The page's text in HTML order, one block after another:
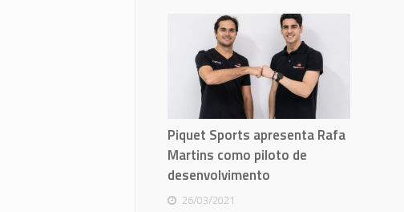
Piquet Sports apresenta Rafa
Martins como piloto de
desenvolvimento
26/03/2021